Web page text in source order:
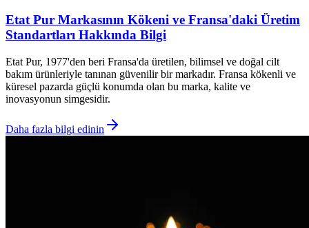
Etat Pur Markasının Kökeni ve Fransa'daki Üretim
Standartları Hakkında Bilgi
Etat Pur, 1977'den beri Fransa'da üretilen, bilimsel ve doğal cilt
bakım ürünleriyle tanınan güvenilir bir markadır. Fransa kökenli ve
küresel pazarda güçlü konumda olan bu marka, kalite ve
inovasyonun simgesidir.
Daha fazla bilgi edinin